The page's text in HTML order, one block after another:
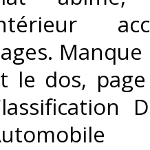
le dos,